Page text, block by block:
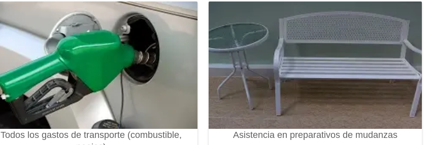
Todos los gastos de transporte (combustible,
Asistencia en preparativos de mudanzas